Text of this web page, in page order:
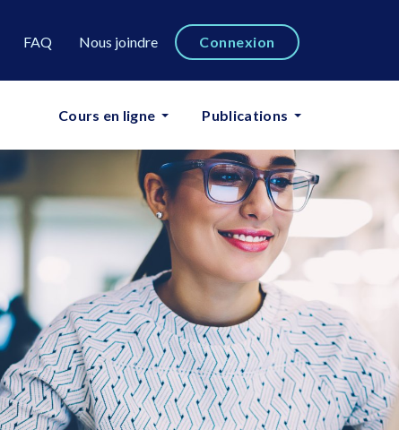
FAQ Nous joindre Connexion
Cours en ligne Publications